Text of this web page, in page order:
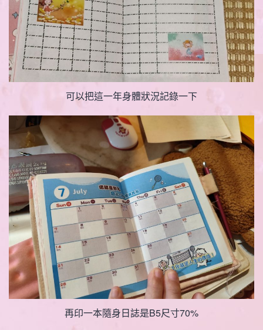
可以把這一年身體狀況記錄一下
再印一本隨身日誌是B5尺寸70%